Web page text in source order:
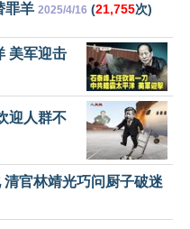
罪羊 2025/4/16 (21,755次)
美军迎击
迎人群不
官林靖光巧问厨子破迷